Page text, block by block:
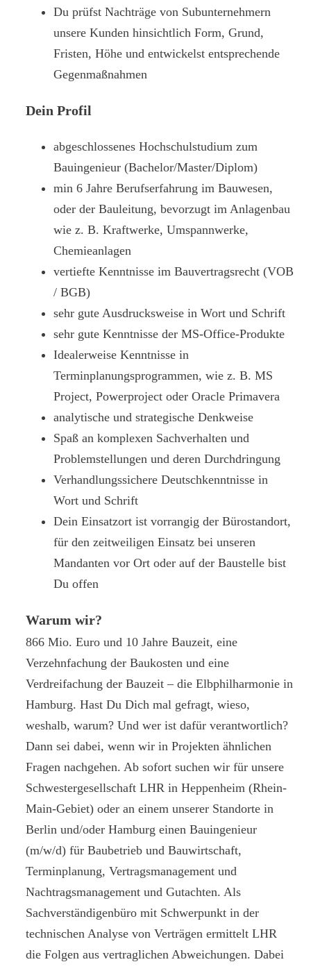
Du prüfst Nachträge von Subunternehmern
unsere Kunden hinsichtlich Form, Grund,
Fristen, Höhe und entwickelst entsprechende
Gegenmaßnahmen
Dein Profil
abgeschlossenes Hochschulstudium zum
Bauingenieur (Bachelor/Master/Diplom)
min 6 Jahre Berufserfahrung im Bauwesen,
oder der Bauleitung, bevorzugt im Anlagenbau
wie z. B. Kraftwerke, Umspannwerke,
Chemieanlagen
vertiefte Kenntnisse im Bauvertragsrecht (VOB
/ BGB)
sehr gute Ausdrucksweise in Wort und Schrift
sehr gute Kenntnisse der MS-Office-Produkte
Idealerweise Kenntnisse in
Terminplanungsprogrammen, wie z. B. MS
Project, Powerproject oder Oracle Primavera
analytische und strategische Denkweise
Spaß an komplexen Sachverhalten und
Problemstellungen und deren Durchdringung
Verhandlungssichere Deutschkenntnisse in
Wort und Schrift
Dein Einsatzort ist vorrangig der Bürostandort,
für den zeitweiligen Einsatz bei unseren
Mandanten vor Ort oder auf der Baustelle bist
Du offen
Warum wir?
866 Mio. Euro und 10 Jahre Bauzeit, eine
Verzehnfachung der Baukosten und eine
Verdreifachung der Bauzeit – die Elbphilharmonie in
Hamburg. Hast Du Dich mal gefragt, wieso,
weshalb, warum? Und wer ist dafür verantwortlich?
Dann sei dabei, wenn wir in Projekten ähnlichen
Fragen nachgehen. Ab sofort suchen wir für unsere
Schwestergesellschaft LHR in Heppenheim (Rhein-
Main-Gebiet) oder an einem unserer Standorte in
Berlin und/oder Hamburg einen Bauingenieur
(m/w/d) für Baubetrieb und Bauwirtschaft,
Terminplanung, Vertragsmanagement und
Nachtragsmanagement und Gutachten. Als
Sachverständigenbüro mit Schwerpunkt in der
technischen Analyse von Verträgen ermittelt LHR
die Folgen aus vertraglichen Abweichungen. Dabei